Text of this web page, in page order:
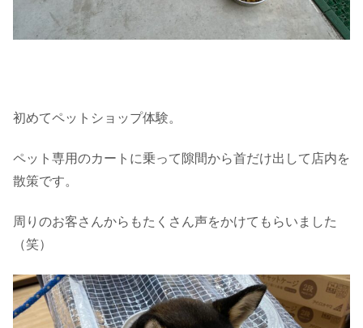
初めてペットショップ体験。
ペット専用のカートに乗って隙間から首だけ出して店内を
散策です。
周りのお客さんからもたくさん声をかけてもらいました
（笑）